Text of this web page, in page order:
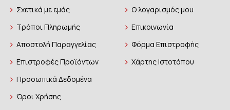
Σχετικά με εμάς
Τρόποι Πληρωμής
Αποστολή Παραγγελίας
Επιστροφές Προϊόντων
Προσωπικά Δεδομένα
Όροι Χρήσης
Ο λογαρισμός μου
Επικοινωνία
Φόρμα Επιστροφής
Χάρτης Ιστοτόπου